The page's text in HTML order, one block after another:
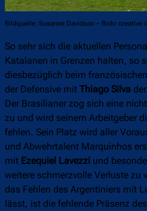
Bildquelle: Susanne Davidson – flickr creative
So sehr sich die aktuellen
Katalanen in Grenzen halten, so
diesbezüglich beim
der Defensive mit Thiago Silva
Der Brasilianer zog sich eine
zu und wird seinem Arbeitgeber
fehlen. Sein Platz wird aller
und Abwehrtalent Marquinhos
mit Ezequiel Lavezzi und
weitere schmerzvolle Verluste zu
das Fehlen des Argentiniers mit
lässt, ist die fehlende Präsenz